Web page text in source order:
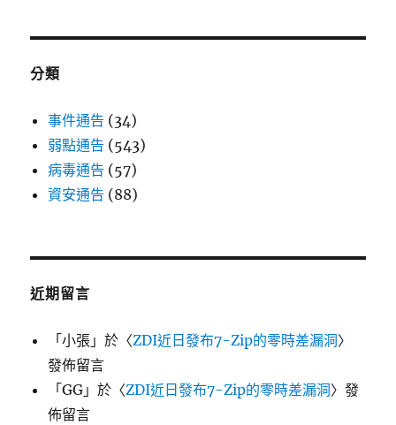
分類
事件通告 (34)
弱點通告 (543)
病毒通告 (57)
資安通告 (88)
近期留言
「小張 」於〈ZDI近日發布7-Zip的零時差漏洞〉
發佈留言
「GG 」於〈ZDI近日發布7-Zip的零時差漏洞〉發
佈留言